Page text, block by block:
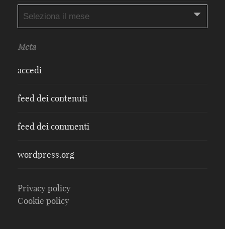
Meta
accedi
feed dei contenuti
feed dei commenti
wordpress.org
Privacy policy
Cookie policy